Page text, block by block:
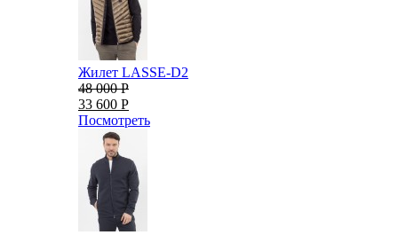
Жилет LASSE-D2
48 000 Р
33 600 Р
Посмотреть